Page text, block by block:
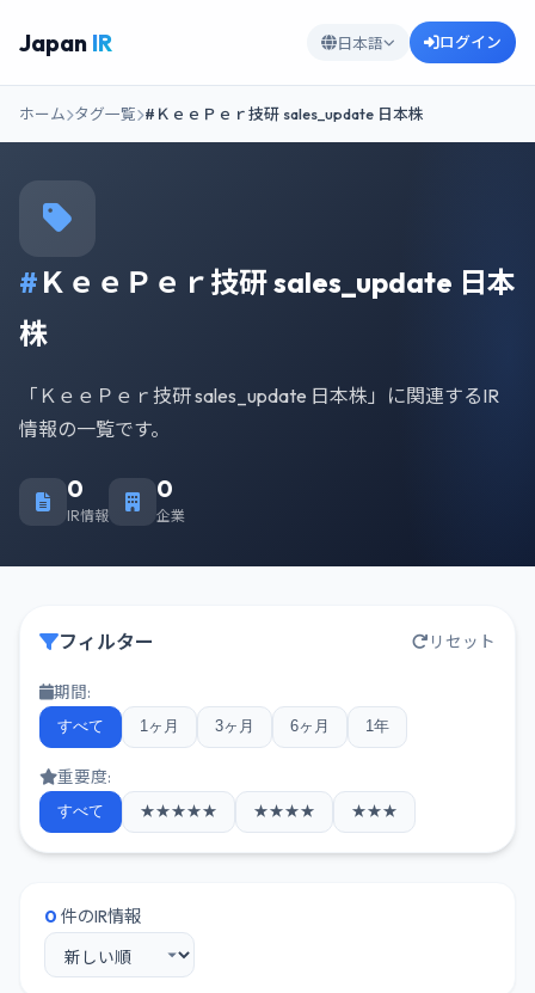
Japan IR 日本語 ログイン
ホーム タグ一覧 #ＫｅｅＰｅｒ技研 sales_update 日本株
# ＫｅｅＰｅｒ技研 sales_update 日本
株
「ＫｅｅＰｅｒ技研 sales_update 日本株」に関連するIR
情報の一覧です。
0
IR情報
0
企業
フィルター リセット
期間:
すべて 1ヶ月 3ヶ月 6ヶ月 1年
重要度:
すべて ★★★★★ ★★★★ ★★★
0 件のIR情報